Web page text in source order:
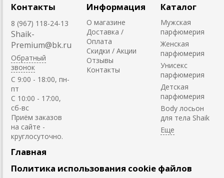
Контакты
8 (967) 118-24-13
Shaik-
Premium@bk.ru
Обратный
звонок
C 9:00 - 18:00, пн-
пт
С 10:00 - 17:00,
сб-вс
Приём заказов
на сайте -
круглосуточно.
Информация
О магазине
Доставка /
Оплата
Скидки / Акции
Отзывы
Контакты
Каталог
Мужская
парфюмерия
Женская
парфюмерия
Унисекс
парфюмерия
Детская
парфюмерия
Body лосьон
для тела Shaik
Главная
Политика использования cookie файлов